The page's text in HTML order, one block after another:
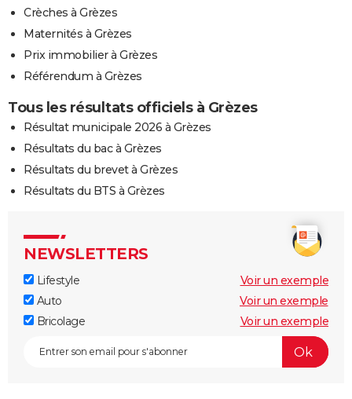
Crèches à Grèzes
Maternités à Grèzes
Prix immobilier à Grèzes
Référendum à Grèzes
Tous les résultats officiels à Grèzes
Résultat municipale 2026 à Grèzes
Résultats du bac à Grèzes
Résultats du brevet à Grèzes
Résultats du BTS à Grèzes
NEWSLETTERS
Lifestyle
Voir un exemple
Auto
Voir un exemple
Bricolage
Voir un exemple